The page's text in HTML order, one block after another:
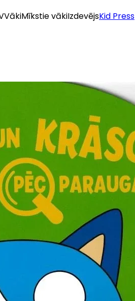
VākiMīkstie vākiIzdevējsKid Press